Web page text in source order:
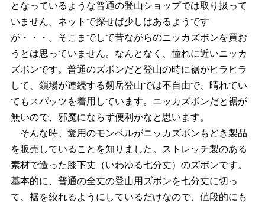
となっているような普通の登山ショップでは取り扱って
いません。ネットで探せば少しはあるようです
が・・・。そこまでして昔ながらのニッカズボンを買お
うとは思っていません。なんとなく、憧れに近いニッカ
ズボンです。普通のズボンだと登山の時に裾がヒラヒラ
して、鎖場が連続する剱岳登山では不自由で、晴れてい
てもスパッツを着用しています。ニッカズボンだと裾が
無いので、邪魔にならず便利かなと思います。
そんな時、愛用のモンベルがニッカズボンもどき製品
を販売していることを知りました。ストレッチ製のある
素材で造った膝下丈（いわゆる七分丈）のズボンです。
基本的に、普通の全丈の登山用ズボンを七分丈に切っ
て、裾を絞れるようにしているだけなので、値段的にも